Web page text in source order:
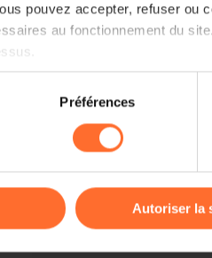
pouvez accepter, refuser ou
au fonctionnement du
sur le site et certaines
ou des cookies non
Préférences
Autoriser la
Former un
Une
et